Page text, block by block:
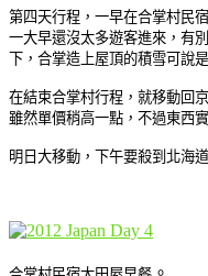
第四天行程，一早在合掌村民
一大早還沒太多遊客進來，有
下，合掌造上屋頂的積雪可說
在結束合掌村行程，就移動回
雖然單價稍高一點，不過東西
明日大移動，下午要殺到北海